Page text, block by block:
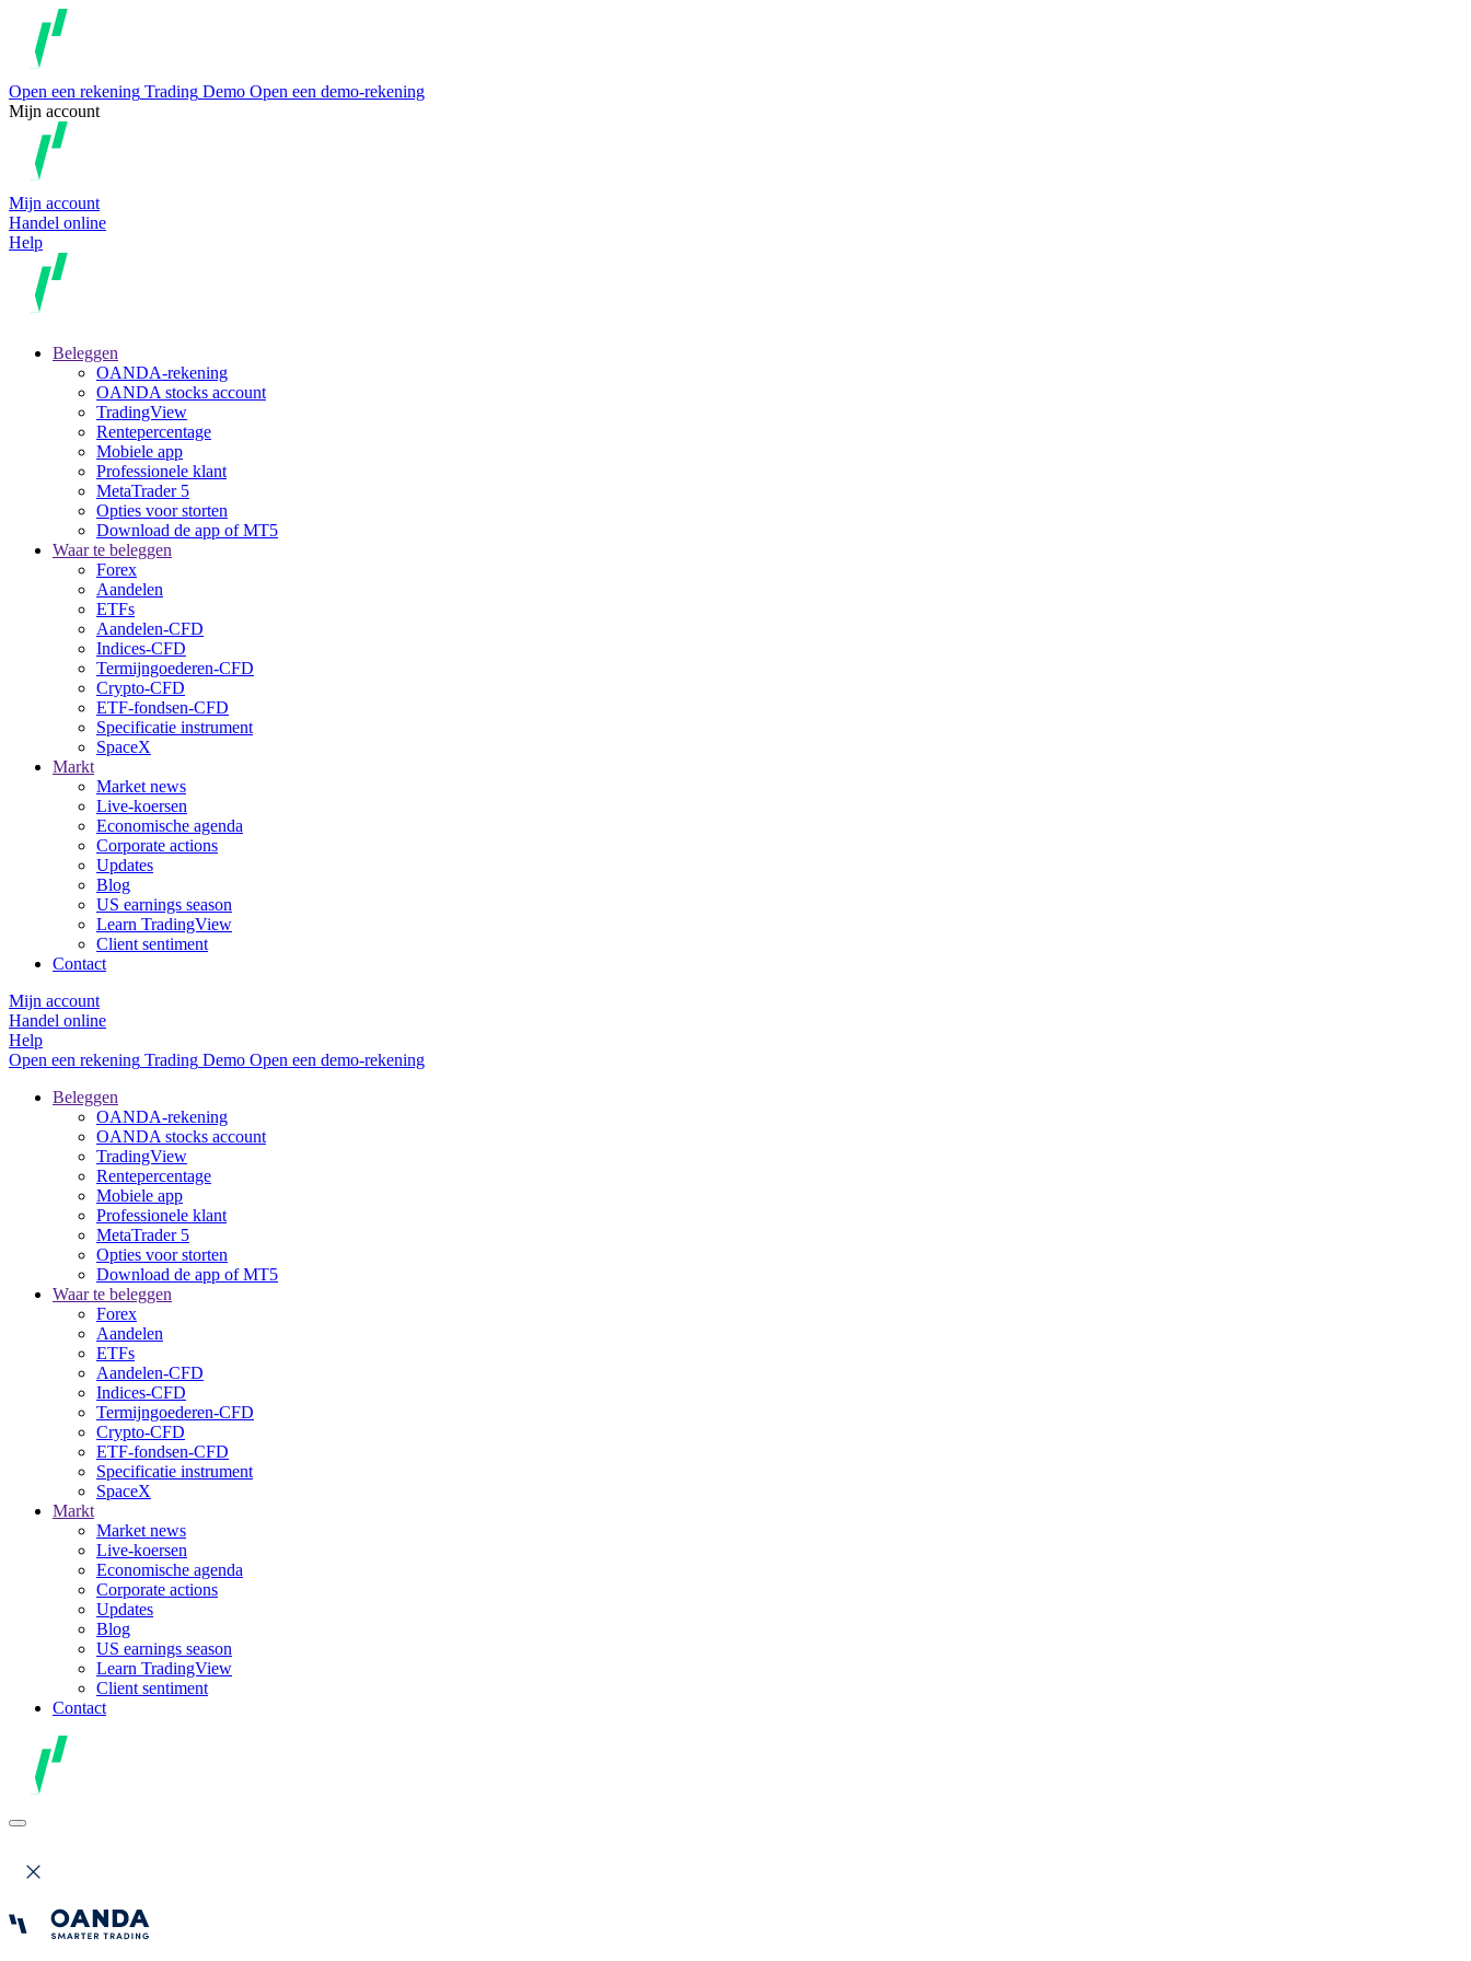
Open een rekening Trading Demo Open een demo-rekening
Mijn account
Mijn account
Handel online
Help
Beleggen
OANDA-rekening
OANDA stocks account
TradingView
Rentepercentage
Mobiele app
Professionele klant
MetaTrader 5
Opties voor storten
Download de app of MT5
Waar te beleggen
Forex
Aandelen
ETFs
Aandelen-CFD
Indices-CFD
Termijngoederen-CFD
Crypto-CFD
ETF-fondsen-CFD
Specificatie instrument
SpaceX
Markt
Market news
Live-koersen
Economische agenda
Corporate actions
Updates
Blog
US earnings season
Learn TradingView
Client sentiment
Contact
Mijn account
Handel online
Help
Open een rekening Trading Demo Open een demo-rekening
Beleggen
OANDA-rekening
OANDA stocks account
TradingView
Rentepercentage
Mobiele app
Professionele klant
MetaTrader 5
Opties voor storten
Download de app of MT5
Waar te beleggen
Forex
Aandelen
ETFs
Aandelen-CFD
Indices-CFD
Termijngoederen-CFD
Crypto-CFD
ETF-fondsen-CFD
Specificatie instrument
SpaceX
Markt
Market news
Live-koersen
Economische agenda
Corporate actions
Updates
Blog
US earnings season
Learn TradingView
Client sentiment
Contact